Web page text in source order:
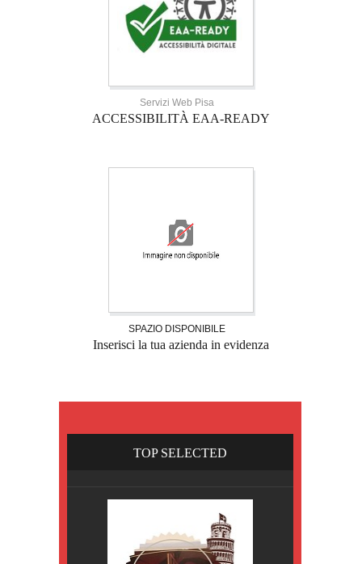
Servizi Web Pisa
ACCESSIBILITÀ EAA-READY
SPAZIO DISPONIBILE
Inserisci la tua azienda in evidenza
TOP SELECTED